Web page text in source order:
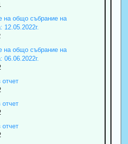
на общо събрание на
12.05.2022г.
на общо събрание на
06.06.2022г.